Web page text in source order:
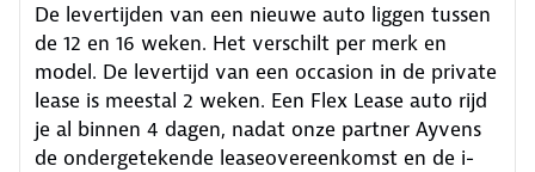
De levertijden van een nieuwe auto liggen tussen
de 12 en 16 weken. Het verschilt per merk en
model. De levertijd van een occasion in de private
lease is meestal 2 weken. Een Flex Lease auto rijd
je al binnen 4 dagen, nadat onze partner Ayvens
de ondergetekende leaseovereenkomst en de i-